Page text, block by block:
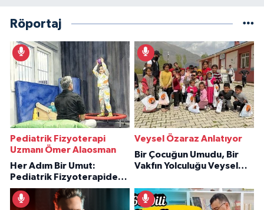
Röportaj
Pediatrik Fizyoterapi
Uzmanı Ömer Alaosman
Her Adım Bir Umut:
Pediatrik Fizyoterapiden
İlham Veren Hikâyeler
Veysel Özaraz Anlatıyor
Bir Çocuğun Umudu, Bir
Vakfın Yolculuğu Veysel